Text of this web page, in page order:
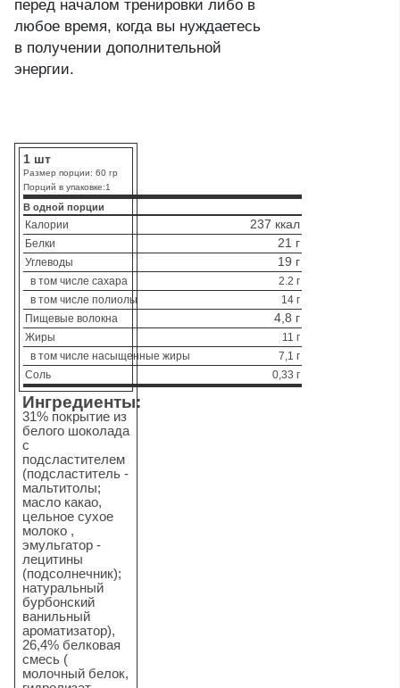
перед началом тренировки либо в
любое время, когда вы нуждаетесь
в получении дополнительной
энергии.
1 шт
Размер порции: 60 гр
Порций в упаковке:1
В одной порции
Калории 237 ккал
Белки 21 г
Углеводы 19 г
в том числе сахара
2.2 г
в том числе полиолы
14 г
Пищевые волокна
4,8 г
Жиры
11 г
в том числе насыщенные жиры
7,1 г
Соль
0,33 г
Ингредиенты:
31% покрытие из
белого шоколада
с
подсластителем
(подсластитель -
мальтитолы;
масло какао,
цельное сухое
молоко ,
эмульгатор -
лецитины
(подсолнечник);
натуральный
бурбонский
ванильный
ароматизатор),
26,4% белковая
смесь (
молочный белок,